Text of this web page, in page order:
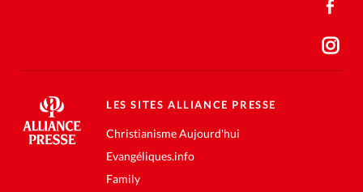
LES SITES ALLIANCE PRESSE
Christianisme Aujourd'hui
Evangéliques.info
Family